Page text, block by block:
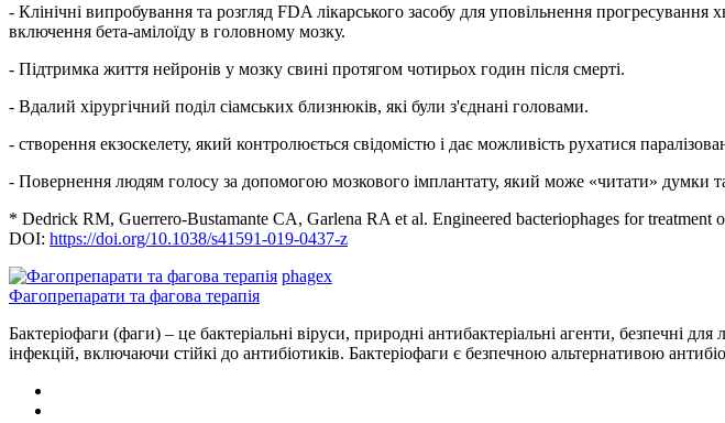
- Клінічні випробування та розгляд FDA лікарського засобу для уповільнення
включення бета-амілоїду в головному мозку.
- Підтримка життя нейронів у мозку свині протягом чотирьох годин після смерті.
- Вдалий хірургічний поділ сіамських близнюків, які були з'єднані головами.
- створення екзоскелету, який контролюється свідомістю і дає можливість рухатися
- Повернення людям голосу за допомогою мозкового імплантату, який може «читати» думки
* Dedrick RM, Guerrero-Bustamante CA, Garlena RA et al. Engineered bacteriophages for
DOI: https://doi.org/10.1038/s41591-019-0437-z
phagex
Фагопрепарати та фагова терапія
Бактеріофаги (фаги) – це бактеріальні віруси, природні антибактеріальні агенти, безпечні
інфекцій, включаючи стійкі до антибіотиків. Бактеріофаги є безпечною альтернативою